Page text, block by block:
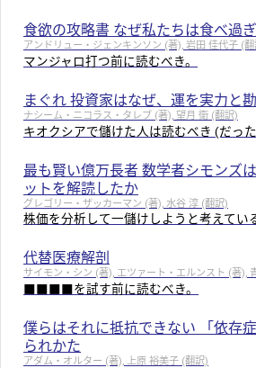
食欲の攻略書 なぜ私たちは食べ過
アンドリュー・ジェンキンソン (著), 岩田 佳代子 (翻
マンジャロ打つ前に読むべき。
まぐれ 投資家はなぜ、運を実力と
ナシーム・ニコラス・タレブ (著), 望月 衛 (翻訳)
キオクシアで儲けた人は読むべき (だった
最も賢い億万長者 数学者シモンズ
ットを解読したか
グレゴリー・ザッカーマン (著), 水谷 淳 (翻訳)
株価を分析して一儲けしようと考えてい
代替医療解剖
サイモン・シン (著), エツァート・エルンスト (著),
■■■■を試す前に読むべき。
僕らはそれに抵抗できない 「依存
られかた
アダム・オルター (著), 上原 裕美子 (翻訳)